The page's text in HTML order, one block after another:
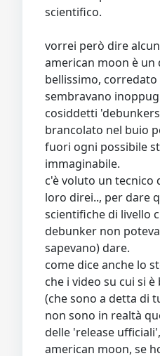
scientifico.
vorrei però dire
american moon è
bellissimo,
sembravano
cosiddetti
brancolato nel buio
fuori ogni possibile
immaginabile.
c'è voluto un tecnico
loro direi.., per dare
scientifiche di livello
debunker non
sapevano) dare.
come dice anche lo
che i video su cui si
(che sono a detta di
non sono in realtà
delle 'release
american moon, se